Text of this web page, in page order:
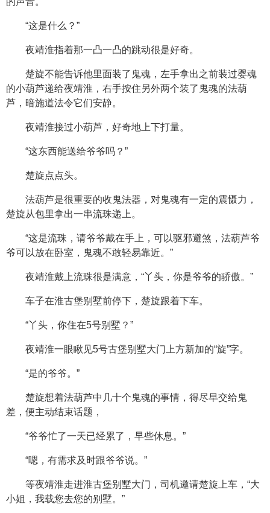
“这是什么？”
夜靖淮指着那一凸一凸的跳动很是好奇。
楚旋不能告诉他里面装了鬼魂，左手拿出之前装过婴魂
的小葫芦递给夜靖淮，右手按住另外两个装了鬼魂的法葫
芦，暗施道法令它们安静。
夜靖淮接过小葫芦，好奇地上下打量。
“这东西能送给爷爷吗？”
楚旋点点头。
法葫芦是很重要的收鬼法器，对鬼魂有一定的震慑力，
楚旋从包里拿出一串流珠递上。
“这是流珠，请爷爷戴在手上，可以驱邪避煞，法葫芦爷
爷可以放在卧室，鬼魂不敢轻易靠近。”
夜靖淮戴上流珠很是满意，“丫头，你是爷爷的骄傲。”
车子在淮古堡别墅前停下，楚旋跟着下车。
“丫头，你住在5号别墅？”
夜靖淮一眼瞅见5号古堡别墅大门上方新加的“旋”字。
“是的爷爷。”
楚旋想着法葫芦中几十个鬼魂的事情，得尽早交给鬼
差，便主动结束话题，
“爷爷忙了一天已经累了，早些休息。”
“嗯，有需求及时跟爷爷说。”
等夜靖淮走进淮古堡别墅大门，司机邀请楚旋上车，“大
小姐，我载您去您的别墅。”